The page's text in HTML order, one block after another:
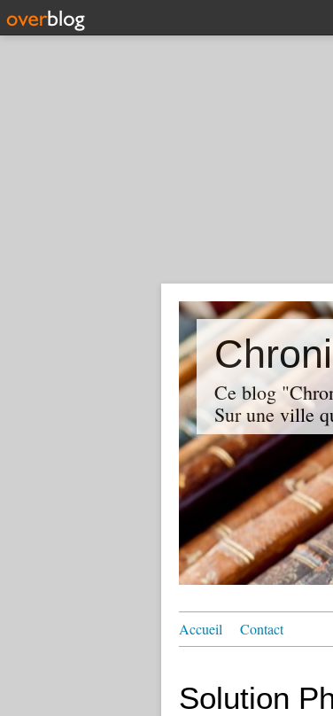
Ce blog
Sur une ville
Accueil Contact
Solution